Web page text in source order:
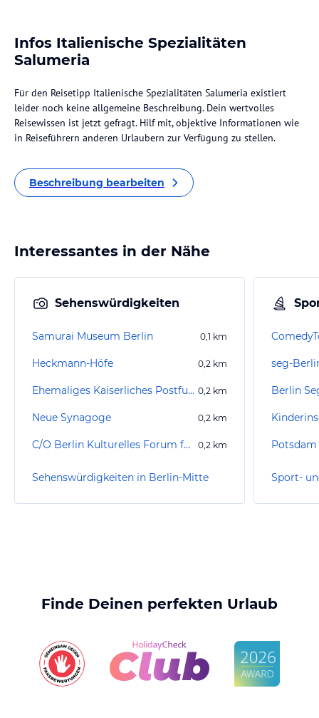
Infos Italienische Spezialitäten
Salumeria
Für den Reisetipp Italienische Spezialitäten Salumeria existiert
leider noch keine allgemeine Beschreibung. Dein wertvolles
Reisewissen ist jetzt gefragt. Hilf mit, objektive Informationen wie
in Reiseführern anderen Urlaubern zur Verfügung zu stellen.
Beschreibung bearbeiten
Interessantes in der Nähe
Sehenswürdigkeiten
Samurai Museum Berlin 0,1 km
Heckmann-Höfe 0,2 km
Ehemaliges Kaiserliches Postfuhramt 0,2 km
Neue Synagoge 0,2 km
C/O Berlin Kulturelles Forum für Fotografie Postfuhramt 0,2 km
Sehenswürdigkeiten in Berlin-Mitte
Berlin
Potsdam
Finde Deinen perfekten Urlaub